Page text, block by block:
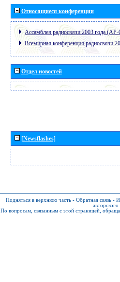
Относящиеся конференции
Ассамблея радиосвязи 2003 года (АР-
Всемирная конференция радиосвязи
Отдел новостей
[Newsflashes]
Подняться в верхнюю часть - Обратная связь -
По вопросам, связанным с этой страницей,